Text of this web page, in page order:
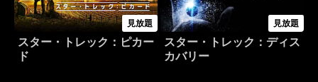
見放題
スター・トレック：ピカー
ド
見放題
スター・トレック：ディス
カバリー